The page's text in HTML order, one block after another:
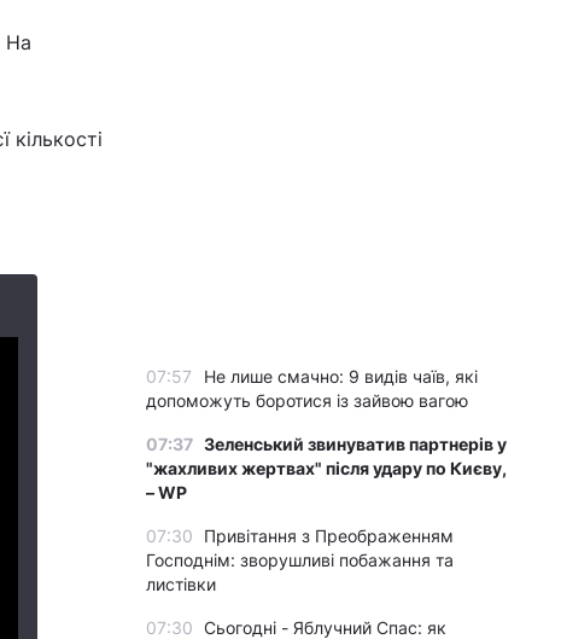
На
07:57
Не лише смачно: 9 видів чаїв, які
допоможуть боротися із зайвою вагою
07:37 Зеленський звинуватив партнерів у
"жахливих жертвах" після удару по Києву,
– WP
07:30
Привітання з Преображенням
Господнім: зворушливі побажання та
листівки
07:30 Сьогодні - Яблучний Спас: як